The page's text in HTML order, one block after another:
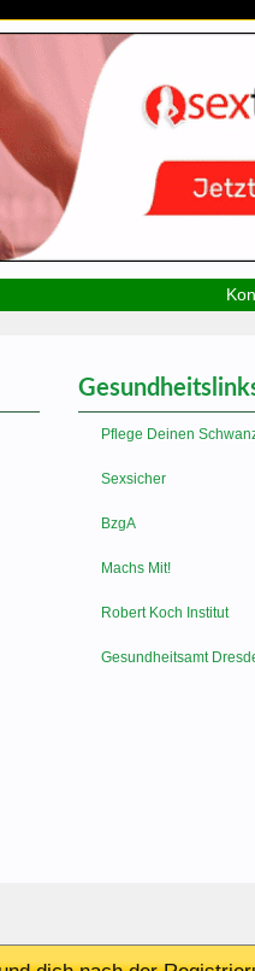
Pflege Deinen
Sexsicher
BzgA
Machs Mit!
Robert Koch Institut
Gesundheitsamt